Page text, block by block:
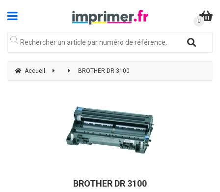
Accueil BROTHER DR 3100
BROTHER DR 3100